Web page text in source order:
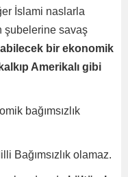
İslami naslarla
şubelerine savaş
bir ekonomik
Amerikalı gibi
bağımsızlık
Bağımsızlık olamaz.